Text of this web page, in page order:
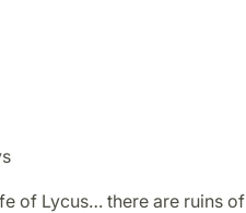
of Lycus… there are ruins of